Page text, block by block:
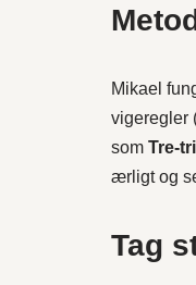
Mikael
vigeregler
som Tre-
ærligt og
Tag